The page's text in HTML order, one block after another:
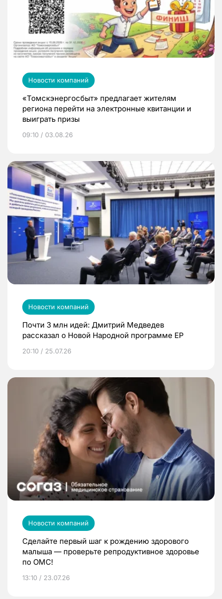
Новости компаний
«Томскэнергосбыт» предлагает жителям
региона перейти на электронные квитанции и
выиграть призы
09:10 / 03.08.26
Новости компаний
Почти 3 млн идей: Дмитрий Медведев
рассказал о Новой Народной программе ЕР
20:10 / 25.07.26
Новости компаний
Сделайте первый шаг к рождению здорового
малыша — проверьте репродуктивное здоровье
по ОМС!
13:10 / 23.07.26